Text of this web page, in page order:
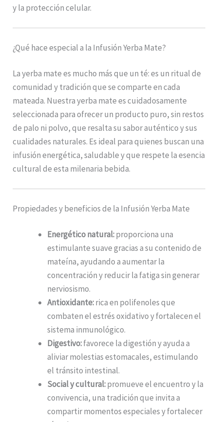
y la protección celular.
¿Qué hace especial a la Infusión Yerba Mate?
La yerba mate es mucho más que un té: es un ritual de
comunidad y tradición que se comparte en cada
mateada. Nuestra yerba mate es cuidadosamente
seleccionada para ofrecer un producto puro, sin restos
de palo ni polvo, que resalta su sabor auténtico y sus
cualidades naturales. Es ideal para quienes buscan una
infusión energética, saludable y que respete la esencia
cultural de esta milenaria bebida.
Propiedades y beneficios de la Infusión Yerba Mate
Energético natural:proporciona una
estimulante suave gracias a su contenido de
mateína, ayudando a aumentar la
concentración y reducir la fatiga sin generar
nerviosismo.
Antioxidante:rica en polifenoles que
combaten el estrés oxidativo y fortalecen el
sistema inmunológico.
Digestivo:favorece la digestión y ayuda a
aliviar molestias estomacales, estimulando
el tránsito intestinal.
Social y cultural:promueve el encuentro y la
convivencia, una tradición que invita a
compartir momentos especiales y fortalecer